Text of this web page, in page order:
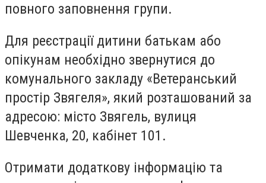
повного заповнення групи.
Для реєстрації дитини батькам або
опікунам необхідно звернутися до
комунального закладу «Ветеранський
простір Звягеля», який розташований за
адресою: місто Звягель, вулиця
Шевченка, 20, кабінет 101.
Отримати додаткову інформацію та